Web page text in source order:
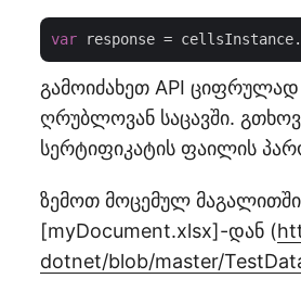
var response =
გამოიძახეთ API
ღრუბლოვან საცავში.
სერტიფიკატის ფაილის
ზემოთ მოცემულ
[myDocument.xlsx]-დან (
dotnet/blob/master/